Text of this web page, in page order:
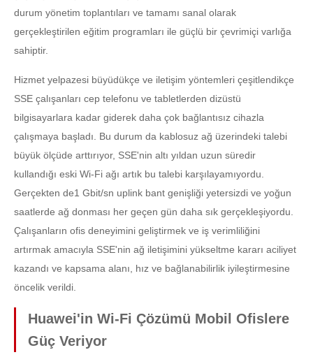
durum yönetim toplantıları ve tamamı sanal olarak
gerçekleştirilen eğitim programları ile güçlü bir çevrimiçi varlığa
sahiptir.
Hizmet yelpazesi büyüdükçe ve iletişim yöntemleri çeşitlendikçe
SSE çalışanları cep telefonu ve tabletlerden dizüstü
bilgisayarlara kadar giderek daha çok bağlantısız cihazla
çalışmaya başladı. Bu durum da kablosuz ağ üzerindeki talebi
büyük ölçüde arttırıyor, SSE'nin altı yıldan uzun süredir
kullandığı eski Wi-Fi ağı artık bu talebi karşılayamıyordu.
Gerçekten de1 Gbit/sn uplink bant genişliği yetersizdi ve yoğun
saatlerde ağ donması her geçen gün daha sık gerçekleşiyordu.
Çalışanların ofis deneyimini geliştirmek ve iş verimliliğini
artırmak amacıyla SSE'nin ağ iletişimini yükseltme kararı aciliyet
kazandı ve kapsama alanı, hız ve bağlanabilirlik iyileştirmesine
öncelik verildi.
Huawei'in Wi-Fi Çözümü Mobil Ofislere
Güç Veriyor